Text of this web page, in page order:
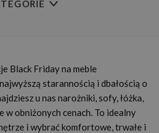
Black Friday na meble
starannością i dbałością o
u nas narożniki, sofy, łóżka,
w obniżonych cenach. To idealny
i wybrać komfortowe, trwałe i